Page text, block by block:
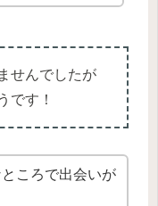
せんでしたが
です！
ころで出会いが